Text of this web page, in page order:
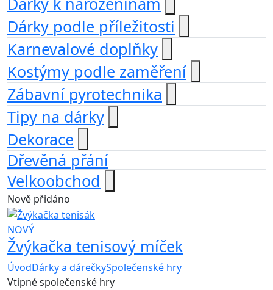
Dárky podle příležitosti
Karnevalové doplňky
Kostýmy podle zaměření
Zábavní pyrotechnika
Tipy na dárky
Dekorace
Dřevěná přání
Velkoobchod
Nově přidáno
NOVÝ
Žvýkačka tenisový míček
ÚvodDárky a dárečkySpolečenské hry
Vtipné společenské hry